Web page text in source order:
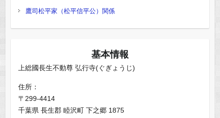
鷹司松平家（松平信平公）関係
基本情報
上総國長生不動尊 弘行寺(ぐぎょうじ)
住所：
〒299-4414
千葉県 長生郡 睦沢町 下之郷 1875